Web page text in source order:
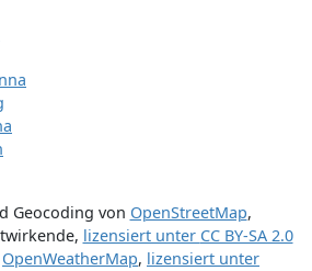
Geocoding von OpenStreetMap,
, lizensiert unter CC BY-SA 2.0
OpenWeatherMap, lizensiert unter